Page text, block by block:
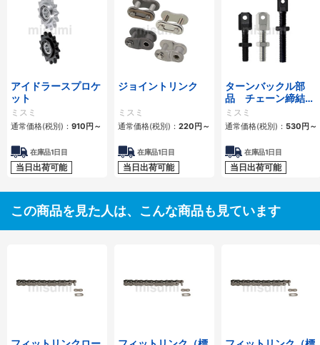
アイドラースプロケ
ット
ミスミ
通常価格(税別)： 910円～
在庫品1日目
当日出荷可能
ジョイントリンク
ミスミ
通常価格(税別)： 220円～
在庫品1日目
当日出荷可能
ターンバックル部
品 チェーン締結
用 スタンダードタ
イプ・ロングタイプ
ミスミ
通常価格(税別)： 530円～
在庫品1日目
当日出荷可能
この商品を見た人は、こんな商品も見ています